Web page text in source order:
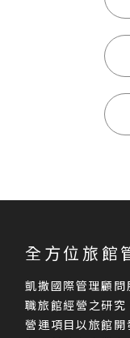
全方位旅館
凱撒國際管理顧
職旅館經營之研究
營運項目以旅館